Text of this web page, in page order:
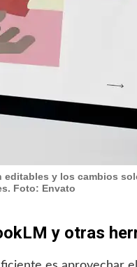
editables y los cambios
Foto: Envato
y otras